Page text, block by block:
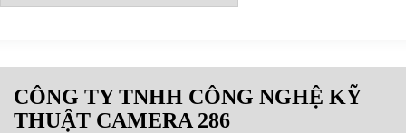
CÔNG TY TNHH CÔNG NGHỆ KỸ
THUẬT CAMERA 286